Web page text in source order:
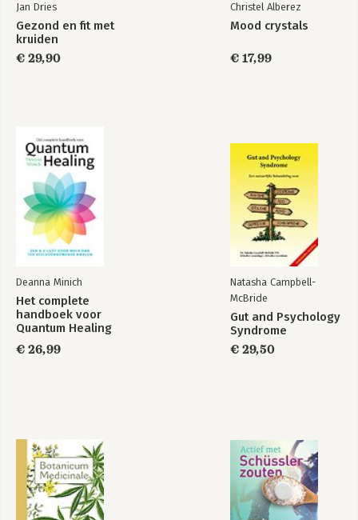
Jan Dries
Gezond en fit met
kruiden
€ 29,90
Christel Alberez
Mood crystals
€ 17,99
Deanna Minich
Het complete
handboek voor
Quantum Healing
€ 26,99
Natasha Campbell-
McBride
Gut and Psychology
Syndrome
€ 29,50